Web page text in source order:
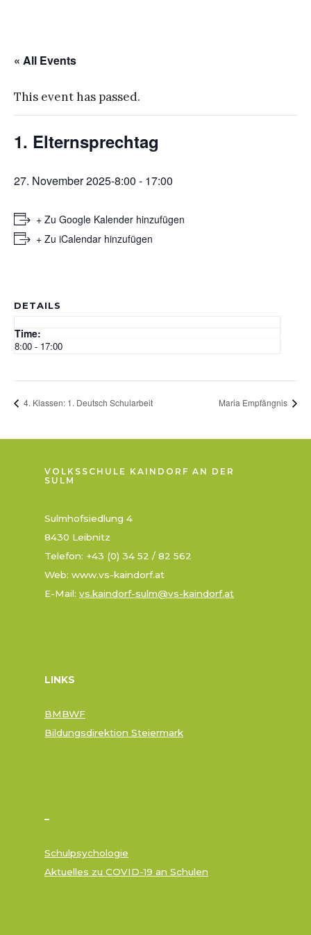
« All Events
This event has passed.
1. Elternsprechtag
27. November 2025-8:00 - 17:00
+ Zu Google Kalender hinzufügen
+ Zu iCalendar hinzufügen
DETAILS
Time:
8:00 - 17:00
4. Klassen: 1. Deutsch Schularbeit Maria Empfängnis
VOLKSSCHULE KAINDORF AN DER
SULM
Sulmhofsiedlung 4
8430 Leibnitz
Telefon: +43 (0) 34 52 / 82 562
Web: www.vs-kaindorf.at
E-Mail: vs.kaindorf-sulm@vs-kaindorf.at
LINKS
BMBWF
Bildungsdirektion Steiermark
–
Schulpsychologie
Aktuelles zu COVID-19 an Schulen